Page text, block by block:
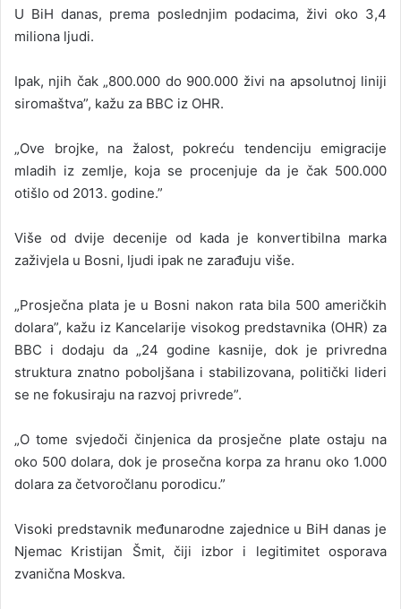
U BiH danas, prema poslednjim podacima, živi oko 3,4
miliona ljudi.
Ipak, njih čak „800.000 do 900.000 živi na apsolutnoj liniji
siromaštva”, kažu za BBC iz OHR.
„Ove brojke, na žalost, pokreću tendenciju emigracije
mladih iz zemlje, koja se procenjuje da je čak 500.000
otišlo od 2013. godine.”
Više od dvije decenije od kada je konvertibilna marka
zaživjela u Bosni, ljudi ipak ne zarađuju više.
„Prosječna plata je u Bosni nakon rata bila 500 američkih
dolara”, kažu iz Kancelarije visokog predstavnika (OHR) za
BBC i dodaju da „24 godine kasnije, dok je privredna
struktura znatno poboljšana i stabilizovana, politički lideri
se ne fokusiraju na razvoj privrede”.
„O tome svjedoči činjenica da prosječne plate ostaju na
oko 500 dolara, dok je prosečna korpa za hranu oko 1.000
dolara za četvoročlanu porodicu.”
Visoki predstavnik međunarodne zajednice u BiH danas je
Njemac Kristijan Šmit, čiji izbor i legitimitet osporava
zvanična Moskva.